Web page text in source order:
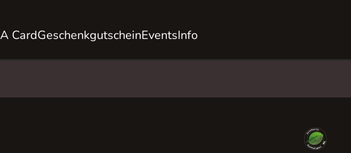
CardGeschenkgutscheinEventsInfo